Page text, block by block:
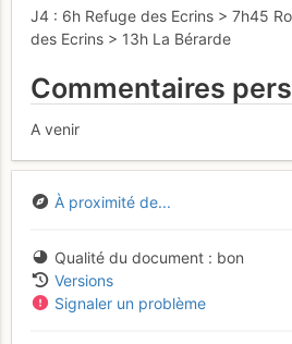
J4 : 6h Refuge des Ecrins > 7h45
des Ecrins > 13h La Bérarde
Commentaires
A venir
À proximité de...
Qualité du document
bon
Versions
Signaler un problème